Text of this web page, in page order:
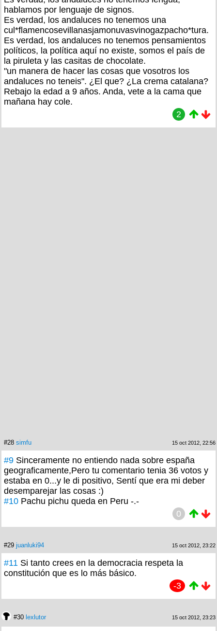
hablamos por lenguaje de signos.
Es verdad, los andaluces no tenemos una
cul*flamencosevillanasjamonuvasvinogazpacho*tura.
Es verdad, los andaluces no tenemos pensamientos
políticos, la política aquí no existe, somos el país de
la piruleta y las casitas de chocolate.
"un manera de hacer las cosas que vosotros los
andaluces no teneis". ¿El que? ¿La crema catalana?
Rebajo la edad a 9 años. Anda, vete a la cama que
mañana hay cole.
2
#28 simfu 15 oct 2012, 22:56
#9 Sinceramente no entiendo nada sobre españa
geograficamente,Pero tu comentario tenia 36 votos y
estaba en 0...y le di positivo, Sentí que era mi deber
desemparejar las cosas :)
#10 Pachu pichu queda en Peru -.-
0
#29 juanluki94 15 oct 2012, 23:22
#11 Si tanto crees en la democracia respeta la
constitución que es lo más básico.
-3
#30 lexlutor 15 oct 2012, 23:23